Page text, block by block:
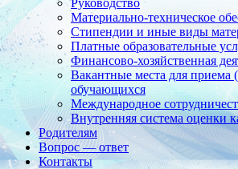
Руководство
Материально-техническое
Стипендии и иные виды
Платные образовательные
Финансово-хозяйственная
Вакантные места для приема
обучающихся
Международное
Внутренняя система оценки
Родителям
Вопрос — ответ
Контакты